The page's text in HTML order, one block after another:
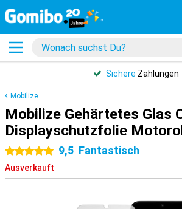
Sichere Zahlungen
Mobilize
Mobilize Gehärtetes Glas
Displayschutzfolie
5 Sterne9,5 Fantastisch
Ausverkauft